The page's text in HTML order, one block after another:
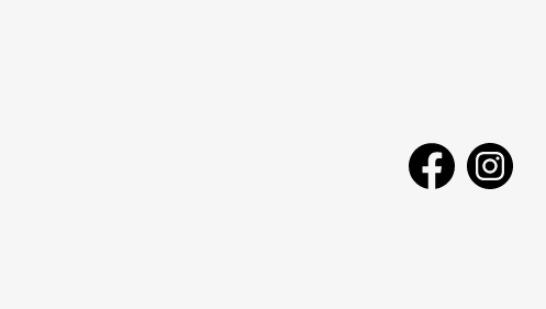
RAFAEL -